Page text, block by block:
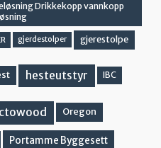
Drikkekopp vannkopp
gjerdestolper gjerestolpe
hesteutstyr IBC
Oregon
Portamme Byggesett